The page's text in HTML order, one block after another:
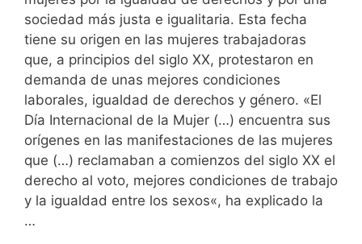
sociedad más justa e igualitaria. Esta fecha
tiene su origen en las mujeres trabajadoras
que, a principios del siglo XX, protestaron en
demanda de unas mejores condiciones
laborales, igualdad de derechos y género. «El
Día Internacional de la Mujer (…) encuentra sus
orígenes en las manifestaciones de las mujeres
que (…) reclamaban a comienzos del siglo XX el
derecho al voto, mejores condiciones de trabajo
y la igualdad entre los sexos«, ha explicado la
…